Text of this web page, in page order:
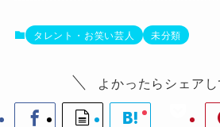
タレント・お笑い芸人 未分類
よかったらシェアし